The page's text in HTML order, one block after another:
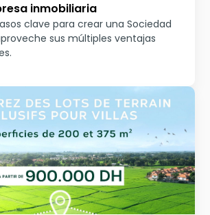
inmobiliaria
clave para crear una Sociedad
sus múltiples ventajas